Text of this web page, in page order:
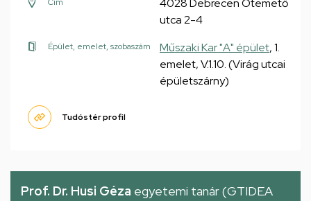
4028 Debrecen Ótemető
utca 2-4
Épület, emelet, szobaszám Műszaki Kar "A" épület, 1.
emelet, V.1.10. (Virág utcai
épületszárny)
Tudóstér profil
Prof. Dr. Husi Géza egyetemi tanár (GTIDEA